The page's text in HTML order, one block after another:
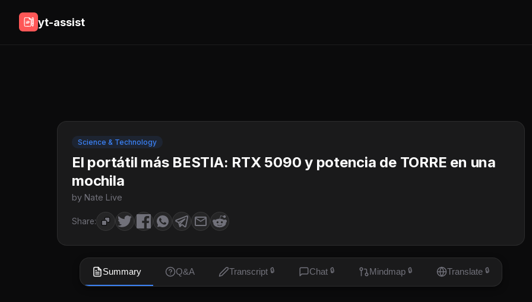
yt-assist
Science & Technology
El portátil más BESTIA: RTX 5090 y potencia de TORRE en una
mochila
by Nate Live
Share:
Summary Q&A Transcript 🔒 Chat 🔒 Mindmap 🔒 Translate 🔒